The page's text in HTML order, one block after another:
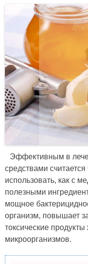
Эффективным в
средствами
использовать, как с
полезными
мощное
организм, повышает
токсические
микроорганизмов.